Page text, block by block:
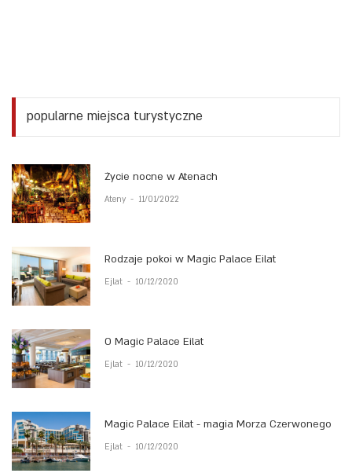
popularne miejsca turystyczne
Życie nocne w Atenach
Ateny - 11/01/2022
Rodzaje pokoi w Magic Palace Eilat
Ejlat - 10/12/2020
O Magic Palace Eilat
Ejlat - 10/12/2020
Magic Palace Eilat - magia Morza Czerwonego
Ejlat - 10/12/2020